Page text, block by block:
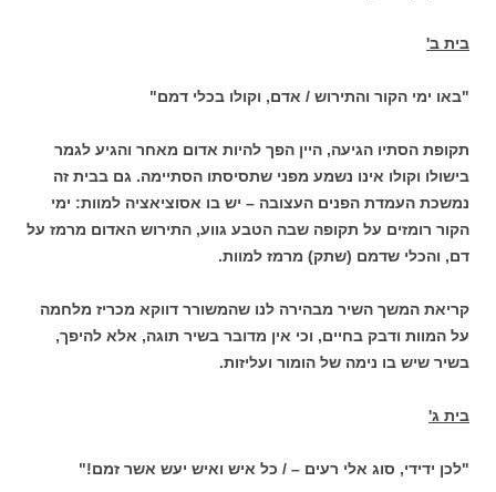
בית ב'
"באו ימי הקור והתירוש / אדם, וקולו בכלי דמם"
תקופת הסתיו הגיעה, היין הפך להיות אדום מאחר והגיע לגמר
בישולו וקולו אינו נשמע מפני שתסיסתו הסתיימה. גם בבית זה
נמשכת העמדת הפנים העצובה – יש בו אסוציאציה למוות: ימי
הקור רומזים על תקופה שבה הטבע גווע, התירוש האדום מרמז על
דם, והכלי שדמם (שתק) מרמז למוות.
קריאת המשך השיר מבהירה לנו שהמשורר דווקא מכריז מלחמה
על המוות ודבק בחיים, וכי אין מדובר בשיר תוגה, אלא להיפך,
בשיר שיש בו נימה של הומור ועליזות.
בית ג'
"לכן ידידי, סוג אלי רעים – / כל איש ואיש יעש אשר זמם!"